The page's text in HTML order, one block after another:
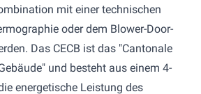
mit einer technischen
oder dem Blower-Door-
Das CECB ist das "Cantonale
und besteht aus einem 4-
energetische Leistung des